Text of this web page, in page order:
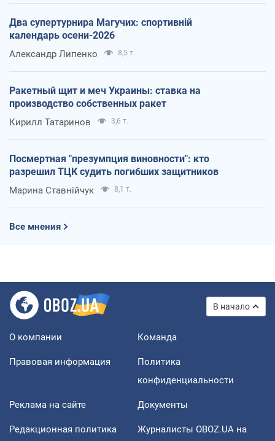
Два супертурнира Магучих: спортивній
календарь осени-2026
Александр Липенко 8,5 т.
Ракетный щит и меч Украины: ставка на
производство собственных ракет
Кирилл Татаринов 3,6 т.
Посмертная "презумпция виновности": кто
разрешил ТЦК судить погибших защитников
Марина Ставнійчук 8,1 т.
Все мнения
В начало
О компании Команда
Правовая информация
Политика
конфиденциальности
Реклама на сайте Документы
Редакционная политика
Журналисты OBOZ.UA на